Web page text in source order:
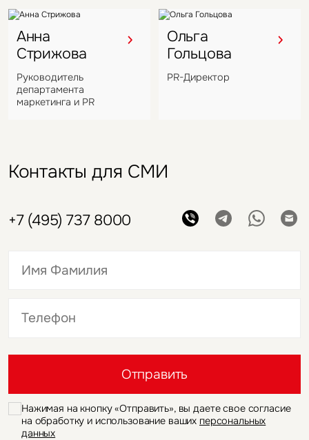
Анна
Стрижова
Руководитель
департамента
маркетинга и PR
Ольга
Гольцова
PR-Директор
Контакты для СМИ
+7 (495) 737 8000
Отправить
Нажимая на кнопку «Отправить», вы даете свое согласие
на обработку и использование ваших персональных
данных